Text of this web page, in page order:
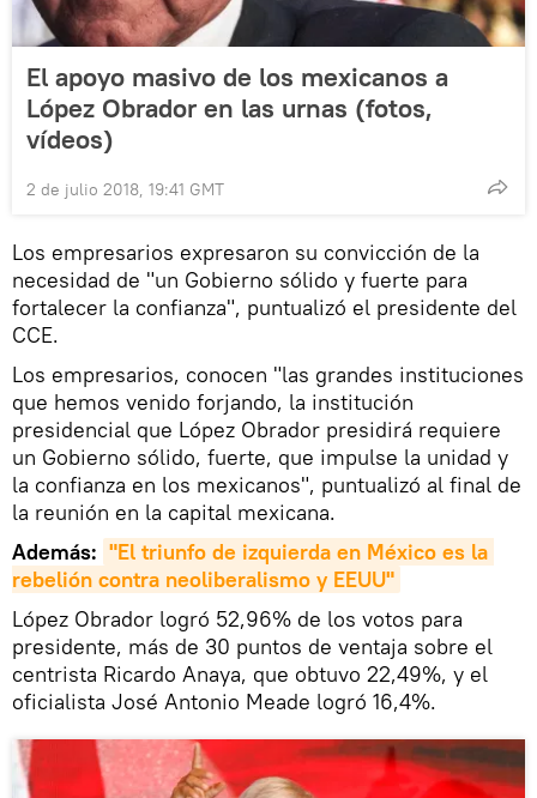
El apoyo masivo de los mexicanos a
López Obrador en las urnas (fotos,
vídeos)
2 de julio 2018, 19:41 GMT
Los empresarios expresaron su convicción de la
necesidad de "un Gobierno sólido y fuerte para
fortalecer la confianza", puntualizó el presidente del
CCE.
Los empresarios, conocen "las grandes instituciones
que hemos venido forjando, la institución
presidencial que López Obrador presidirá requiere
un Gobierno sólido, fuerte, que impulse la unidad y
la confianza en los mexicanos", puntualizó al final de
la reunión en la capital mexicana.
Además: "El triunfo de izquierda en México es la
rebelión contra neoliberalismo y EEUU"
López Obrador logró 52,96% de los votos para
presidente, más de 30 puntos de ventaja sobre el
centrista Ricardo Anaya, que obtuvo 22,49%, y el
oficialista José Antonio Meade logró 16,4%.